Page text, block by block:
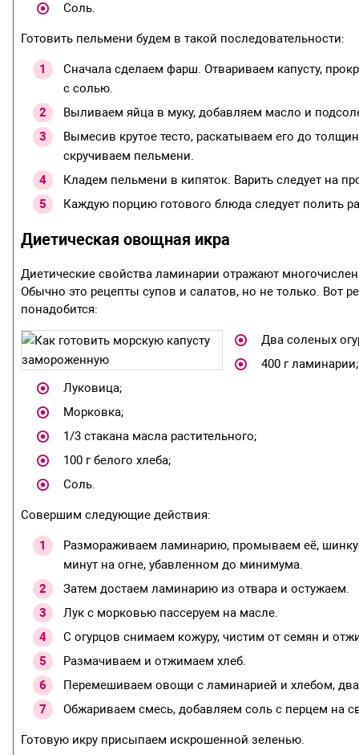
Соль.
Готовить пельмени будем в такой последовательности:
Сначала сделаем фарш. Отвариваем капусту,
с солью.
Выливаем яйца в муку, добавляем масло и
Вымесив крутое тесто, раскатываем его до
скручиваем пельмени.
Кладем пельмени в кипяток. Варить следует на
Каждую порцию готового блюда следует полить
Диетическая овощная икра
Диетические свойства ламинарии отражают
Обычно это рецепты супов и салатов, но не только. Вот
понадобится:
Два соленых
400 г ламинарии;
Луковица;
Морковка;
1/3 стакана масла растительного;
100 г белого хлеба;
Соль.
Совершим следующие действия:
Размораживаем ламинарию, промываем её,
минут на огне, убавленном до минимума.
Затем достаем ламинарию из отвара и остужаем.
Лук с морковью пассеруем на масле.
С огурцов снимаем кожуру, чистим от семян и
Размачиваем и отжимаем хлеб.
Перемешиваем овощи с ламинарией и хлебом,
Обжариваем смесь, добавляем соль с перцем на
Готовую икру присыпаем искрошенной зеленью.